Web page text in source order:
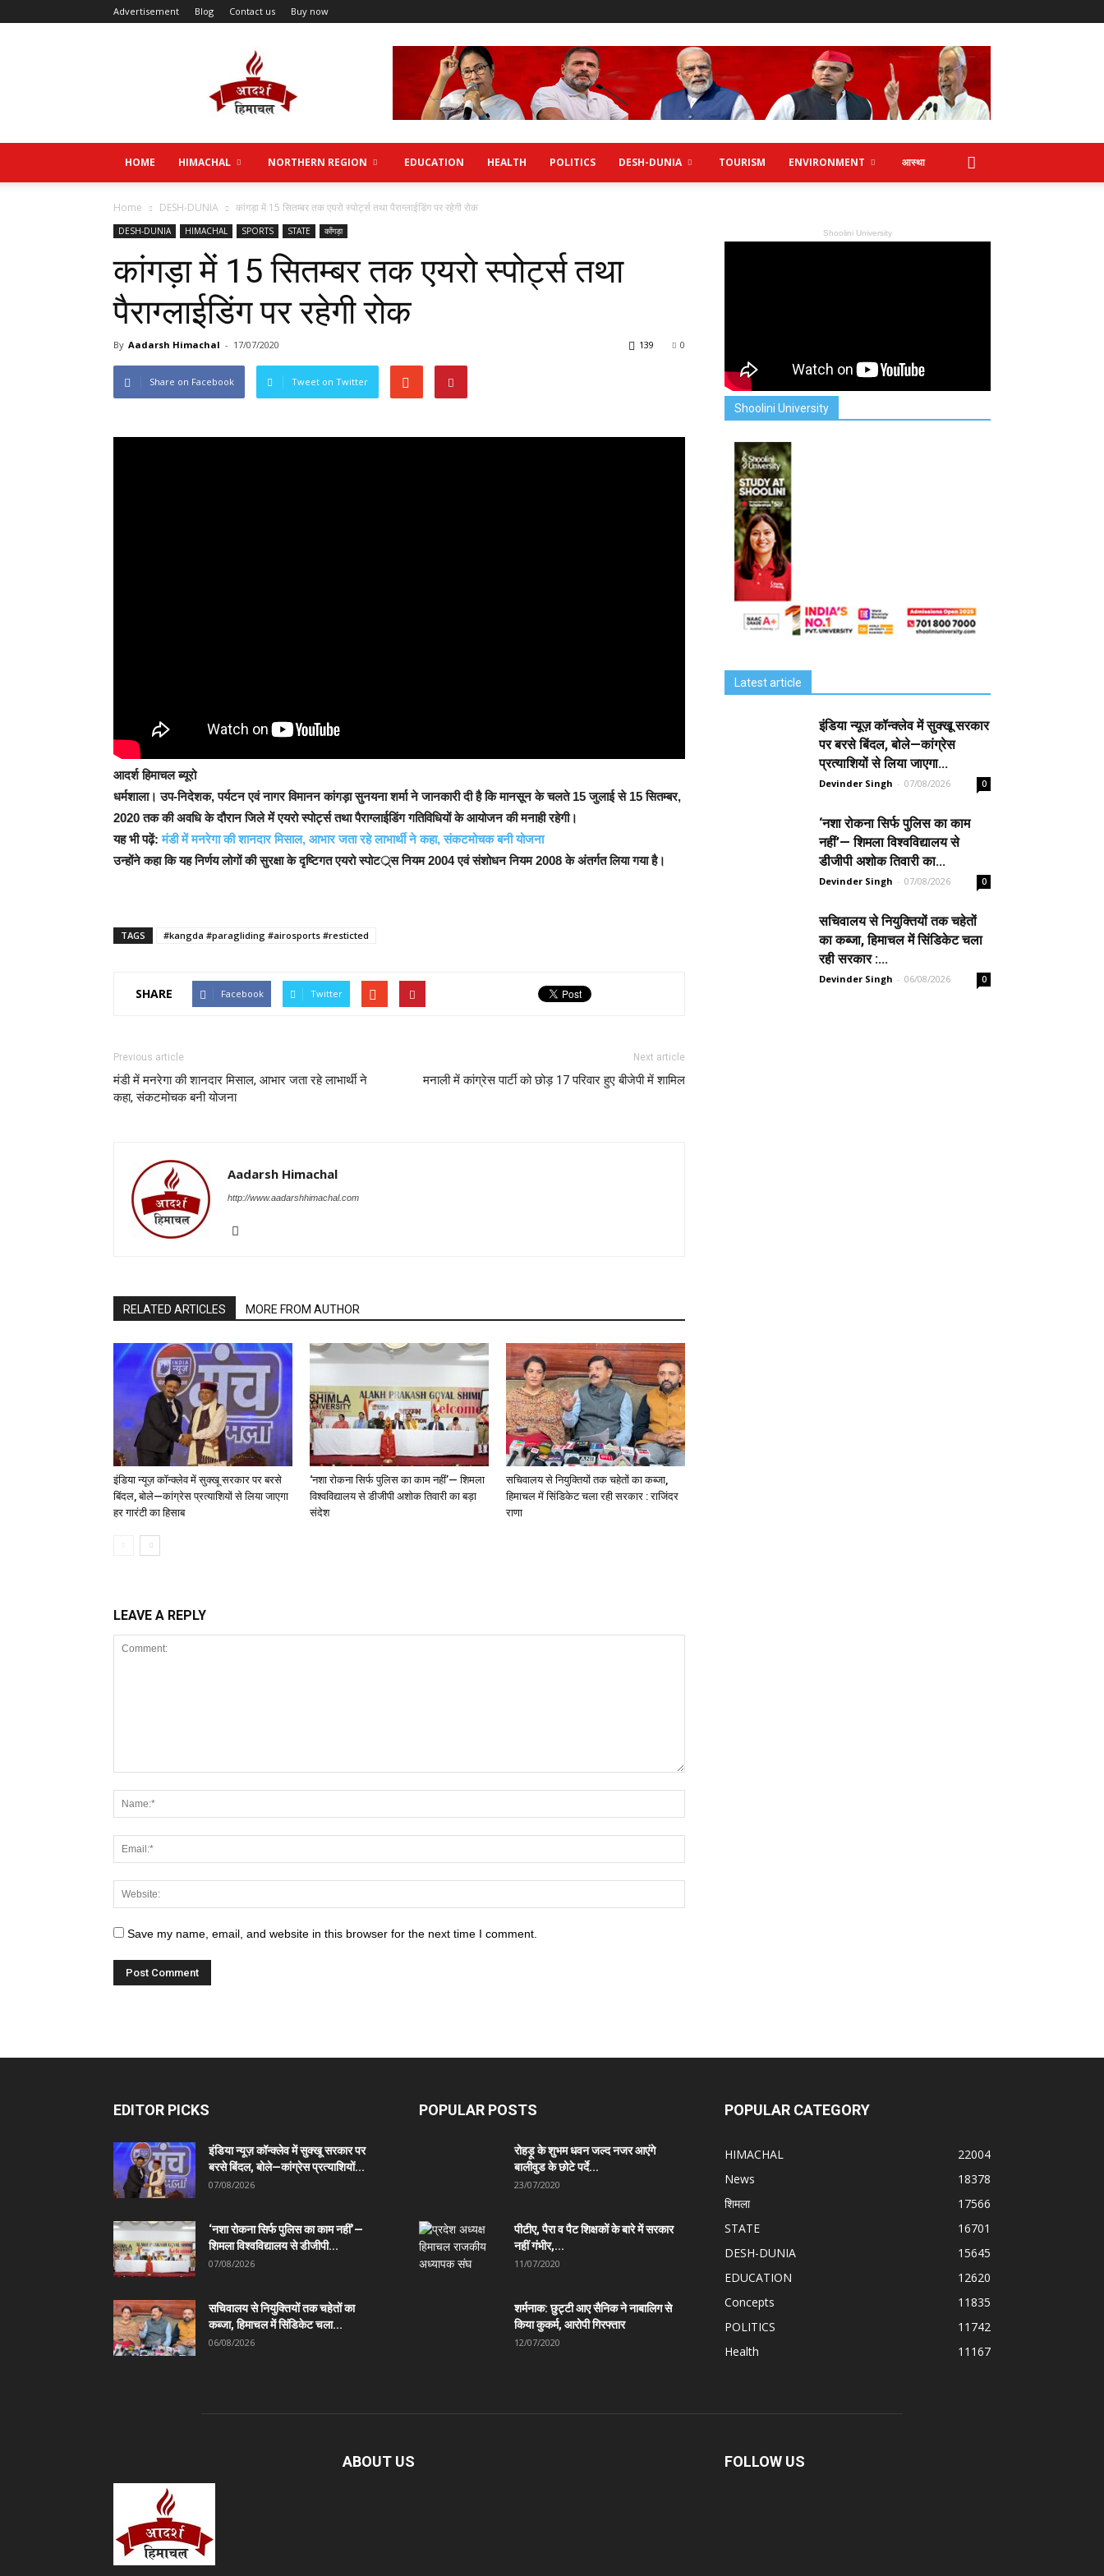
Advertisement Blog Contact us Buy now
HOME HIMACHAL NORTHERN REGION EDUCATION HEALTH POLITICS DESH-DUNIA TOURISM ENVIRONMENT आस्था
Home DESH-DUNIA कांगड़ा में 15 सितम्बर तक एयरो स्पोर्ट्स तथा पैराग्लाईडिंग पर रहेगी रोक
DESH-DUNIA HIMACHAL SPORTS STATE काँगड़ा
कांगड़ा में 15 सितम्बर तक एयरो स्पोर्ट्स तथा
पैराग्लाईडिंग पर रहेगी रोक
By Aadarsh Himachal - 17/07/2020 0
139
Share on Facebook Tweet on Twitter
आदर्श हिमाचल ब्यूरो
धर्मशाला। उप-निदेशक, पर्यटन एवं नागर विमानन कांगड़ा सुनयना शर्मा ने जानकारी दी है कि मानसून के चलते 15 जुलाई से 15 सितम्बर,
2020 तक की अवधि के दौरान जिले में एयरो स्पोर्ट्स तथा पैराग्लाईडिंग गतिविधियों के आयोजन की मनाही रहेगी।
यह भी पढ़ें:मंडी में मनरेगा की शानदार मिसाल, आभार जता रहे लाभार्थी ने कहा, संकटमोचक बनी योजना
उन्होंने कहा कि यह निर्णय लोगों की सुरक्षा के दृष्टिगत एयरो स्पोटर््स नियम 2004 एवं संशोधन नियम 2008 के अंतर्गत लिया गया है।
TAGS #kangda #paragliding #airosports #resticted
SHARE Facebook Twitter
Previous article
मंडी में मनरेगा की शानदार मिसाल, आभार जता रहे लाभार्थी ने
कहा, संकटमोचक बनी योजना
Next article
मनाली में कांग्रेस पार्टी को छोड़ 17 परिवार हुए बीजेपी में शामिल
Aadarsh Himachal
http://www.aadarshhimachal.com
RELATED ARTICLES MORE FROM AUTHOR
इंडिया न्यूज़ कॉन्क्लेव में सुक्खू सरकार पर बरसे
बिंदल, बोले—कांग्रेस प्रत्याशियों से लिया जाएगा
हर गारंटी का हिसाब
‘नशा रोकना सिर्फ पुलिस का काम नहीं’— शिमला
विश्वविद्यालय से डीजीपी अशोक तिवारी का बड़ा
संदेश
सचिवालय से नियुक्तियों तक चहेतों का कब्जा,
हिमाचल में सिंडिकेट चला रही सरकार : राजिंदर
राणा
LEAVE A REPLY
Save my name, email, and website in this browser for the next time I comment.
Shoolini University
Shoolini University
Latest article
इंडिया न्यूज़ कॉन्क्लेव में सुक्खू सरकार
पर बरसे बिंदल, बोले—कांग्रेस
प्रत्याशियों से लिया जाएगा...
Devinder Singh - 07/08/2026 0
‘नशा रोकना सिर्फ पुलिस का काम
नहीं’— शिमला विश्वविद्यालय से
डीजीपी अशोक तिवारी का...
Devinder Singh - 07/08/2026 0
सचिवालय से नियुक्तियों तक चहेतों
का कब्जा, हिमाचल में सिंडिकेट चला
रही सरकार :...
Devinder Singh - 06/08/2026 0
EDITOR PICKS
इंडिया न्यूज़ कॉन्क्लेव में सुक्खू सरकार पर
बरसे बिंदल, बोले—कांग्रेस प्रत्याशियों...
07/08/2026
‘नशा रोकना सिर्फ पुलिस का काम नहीं’—
शिमला विश्वविद्यालय से डीजीपी...
07/08/2026
सचिवालय से नियुक्तियों तक चहेतों का
कब्जा, हिमाचल में सिंडिकेट चला...
06/08/2026
POPULAR POSTS
रोहड़ू के शुभम धवन जल्द नजर आएंगे
बालीवुड के छोटे पर्दे...
23/07/2020
पीटीए, पैरा व पैट शिक्षकों के बारे में सरकार
नहीं गंभीर,...
11/07/2020
शर्मनाक: छुट्टी आए सैनिक ने नाबालिग से
किया कुकर्म, आरोपी गिरफ्तार
12/07/2020
POPULAR CATEGORY
HIMACHAL
22004
News
18378
शिमला
17566
STATE
16701
DESH-DUNIA
15645
EDUCATION
12620
Concepts
11835
POLITICS
11742
Health
11167
ABOUT US FOLLOW US